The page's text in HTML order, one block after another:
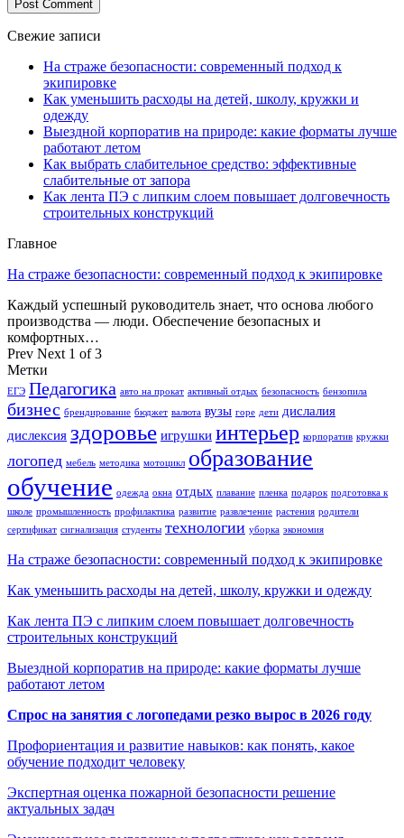
Свежие записи
На страже безопасности: современный подход к
экипировке
Как уменьшить расходы на детей, школу, кружки и
одежду
Выездной корпоратив на природе: какие форматы лучше
работают летом
Как выбрать слабительное средство: эффективные
слабительные от запора
Как лента ПЭ с липким слоем повышает долговечность
строительных конструкций
Главное
На страже безопасности: современный подход к экипировке
Каждый успешный руководитель знает, что основа любого
производства — люди. Обеспечение безопасных и
комфортных…
Prev Next 1 of 3
Метки
ЕГЭ Педагогика авто на прокат активный отдых безопасность бензопила
бизнес брендирование бюджет валюта вузы горе дети дислалия
дислексия здоровье игрушки интерьер корпоратив кружки
логопед мебель методика мотоцикл образование
обучение одежда окна отдых плавание пленка подарок подготовка к
школе промышленность профилактика развитие развлечение растения родители
сертификат сигнализация студенты технологии уборка экономия
На страже безопасности: современный подход к экипировке
Как уменьшить расходы на детей, школу, кружки и одежду
Как лента ПЭ с липким слоем повышает долговечность
строительных конструкций
Выездной корпоратив на природе: какие форматы лучше
работают летом
Спрос на занятия с логопедами резко вырос в 2026 году
Профориентация и развитие навыков: как понять, какое
обучение подходит человеку
Экспертная оценка пожарной безопасности решение
актуальных задач